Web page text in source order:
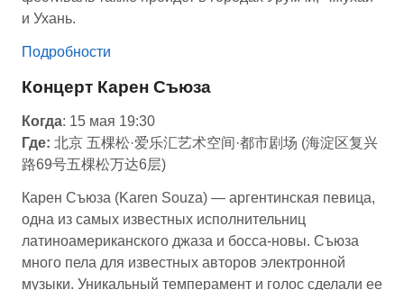
и Ухань.
Подробности
Концерт Карен Cъюза
Когда: 15 мая 19:30
Где: 北京 五棵松·爱乐汇艺术空间·都市剧场 (海淀区复兴
路69号五棵松万达6层)
Карен Cъюза (Karen Souzа) — аргентинская певица,
одна из самых известных исполнительниц
латиноамериканского джаза и босса-новы. Cъюза
много пела для известных авторов электронной
музыки. Уникальный темперамент и голос сделали ее